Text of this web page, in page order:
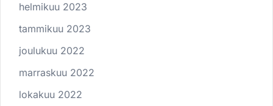
helmikuu 2023
tammikuu 2023
joulukuu 2022
marraskuu 2022
lokakuu 2022